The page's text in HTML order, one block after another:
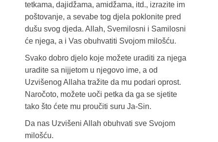
tetkama, dajidžama, amidžama, itd., izrazite im
poštovanje, a sevabe tog djela poklonite pred
dušu svog djeda. Allah, Svemilosni i Samilosni
će njega, a i Vas obuhvatiti Svojom milošću.
Svako dobro djelo koje možete uraditi za njega
uradite sa nijjetom u njegovo ime, a od
Uzvišenog Allaha tražite da mu podari oprost.
Naročoto, možete uoči petka da ga se sjetite
tako što ćete mu proučiti suru Ja-Sin.
Da nas Uzvišeni Allah obuhvati sve Svojom
milošću.